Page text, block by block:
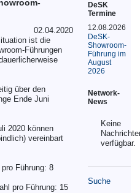
02.04.2020
ist die
Führungen
über den
Ende Juni
2020 können
vereinbart
Führung: 8
pro Führung: 15
DeSK
Termine
12.08.2026
DeSK-
Showroom-
Führung im
August
2026
Network-
News
Keine
verfügbar.
Suche